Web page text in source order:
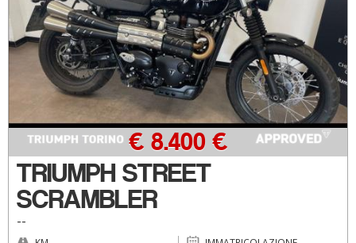
TRIUMPH STREET
SCRAMBLER
--
€ 8.400 €